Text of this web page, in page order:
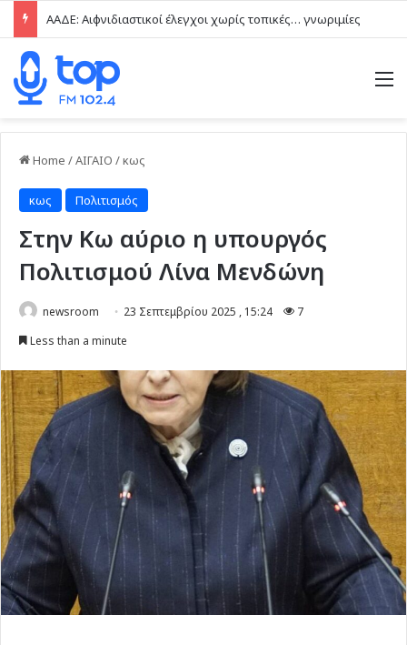
ΑΑΔΕ: Αιφνιδιαστικοί έλεγχοι χωρίς τοπικές… γνωριμίες
Home /ΑΙΓΑΙΟ /κως
κως Πολιτισμός
Στην Κω αύριο η υπουργός
Πολιτισμού Λίνα Μενδώνη
newsroom 23 Σεπτεμβρίου 2025 , 15:24
7
Less than a minute